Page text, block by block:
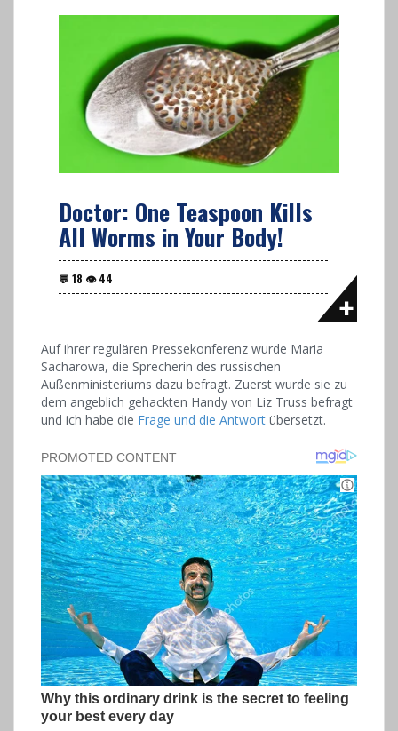
Doctor: One Teaspoon Kills
All Worms in Your Body!
Auf ihrer regulären Pressekonferenz wurde Maria
Sacharowa, die Sprecherin des russischen
Außenministeriums dazu befragt. Zuerst wurde sie zu
dem angeblich gehackten Handy von Liz Truss befragt
und ich habe die Frage und die Antwort übersetzt.